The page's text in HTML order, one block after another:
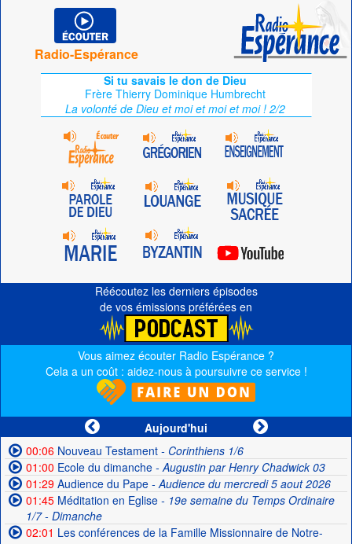
Radio-Espérance
Si tu savais le don de Dieu
Frère Thierry Dominique Humbrecht
La volonté de Dieu et moi et moi et moi ! 2/2
Réécoutez les derniers épisodes
de vos émissions préférées en
Vous aimez écouter Radio Espérance ?
Cela a un coût : aidez-nous à poursuivre ce service !
Aujourd'hui
00:06Nouveau Testament- Corinthiens 1/6
01:00 Ecole du dimanche- Augustin par Henry Chadwick 03
01:29Audience du Pape- Audience du mercredi 5 aout 2026
01:45Méditation en Eglise- 19e semaine du Temps Ordinaire
1/7 - Dimanche
02:01 Les conférences de la Famille Missionnaire de Notre-